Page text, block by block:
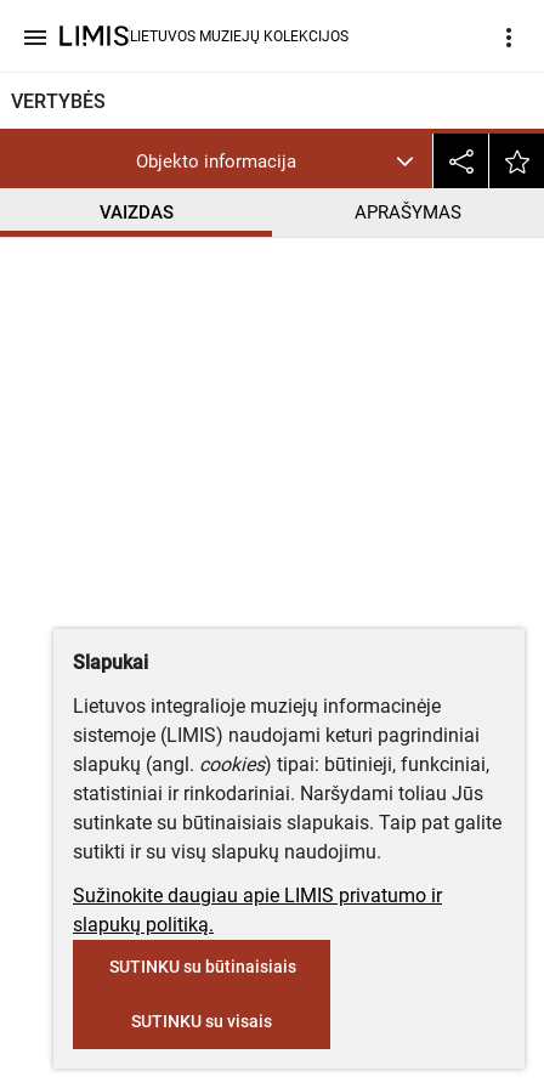
menu LIETUVOS MUZIEJŲ KOLEKCIJOS more_vert
VERTYBĖS
Objekto informacija
VAIZDAS APRAŠYMAS
CC BY help_outline
Slapukai
Lietuvos integralioje muziejų informacinėje
sistemoje (LIMIS) naudojami keturi pagrindiniai
slapukų (angl. cookies) tipai: būtinieji, funkciniai,
statistiniai ir rinkodariniai. Naršydami toliau Jūs
sutinkate su būtinaisiais slapukais. Taip pat galite
sutikti ir su visų slapukų naudojimu.
Sužinokite daugiau apie LIMIS privatumo ir
slapukų politiką.
SUTINKU su būtinaisiais
SUTINKU su visais